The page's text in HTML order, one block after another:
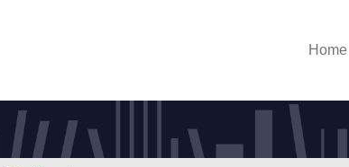
Home